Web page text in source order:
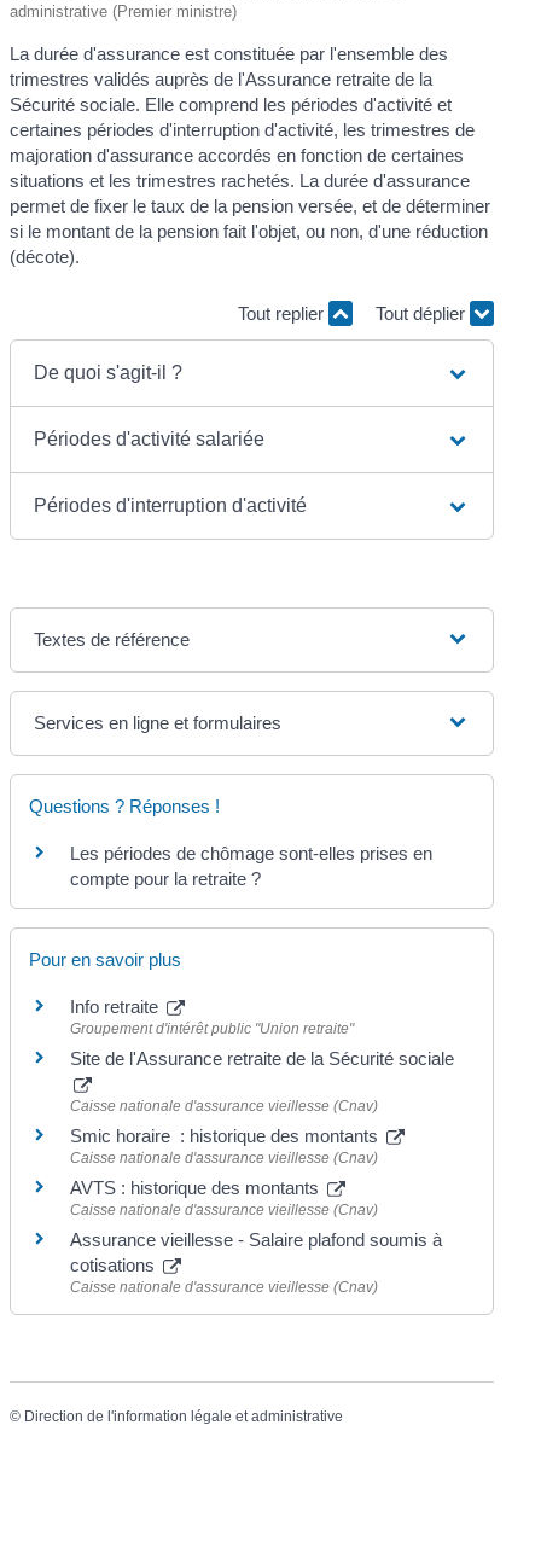
administrative (Premier ministre)
La durée d'assurance est constituée par l'ensemble des
trimestres validés auprès de l'Assurance retraite de la
Sécurité sociale. Elle comprend les périodes d'activité et
certaines périodes d'interruption d'activité, les trimestres de
majoration d'assurance accordés en fonction de certaines
situations et les trimestres rachetés. La durée d'assurance
permet de fixer le taux de la pension versée, et de déterminer
si le montant de la pension fait l'objet, ou non, d'une réduction
(décote).
Tout replier Tout déplier
De quoi s'agit-il ?
Périodes d'activité salariée
Périodes d'interruption d'activité
Textes de référence
Services en ligne et formulaires
Questions ? Réponses !
Les périodes de chômage sont-elles prises en
compte pour la retraite ?
Pour en savoir plus
Info retraite
Groupement d'intérêt public "Union retraite"
Site de l'Assurance retraite de la Sécurité sociale
Caisse nationale d'assurance vieillesse (Cnav)
Smic horaire : historique des montants
Caisse nationale d'assurance vieillesse (Cnav)
AVTS : historique des montants
Caisse nationale d'assurance vieillesse (Cnav)
Assurance vieillesse - Salaire plafond soumis à
cotisations
Caisse nationale d'assurance vieillesse (Cnav)
© Direction de l'information légale et administrative